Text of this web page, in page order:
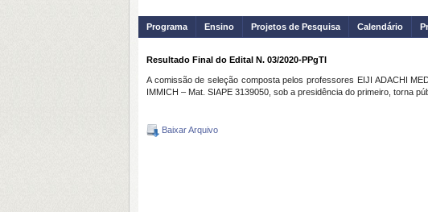
Programa Ensino Projetos de Pesquisa Calendário
Resultado Final do Edital N. 03/2020-PPgTI
A comissão de seleção composta pelos professores EIJI ADACHI
IMMICH – Mat. SIAPE 3139050, sob a presidência do primeiro, torna
Baixar Arquivo